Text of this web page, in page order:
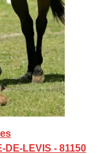
LEVIS - 81150